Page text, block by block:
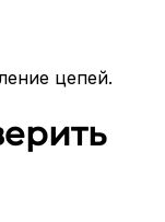
цепей.